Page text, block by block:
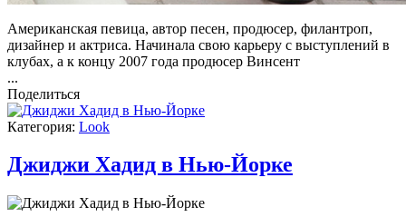
Американская певица, автор песен, продюсер, филантроп,
дизайнер и актриса. Начинала свою карьеру с выступлений в
клубах, а к концу 2007 года продюсер Винсент
...
Поделиться
Категория: Look
Джиджи Хадид в Нью-Йорке